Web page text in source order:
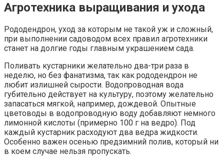
Агротехника выращивания и ухода
Рододендрон, уход за которым не такой уж и сложный,
при выполнении садоводом всех правил агротехники
станет на долгие годы главным украшением сада.
Поливать кустарники желательно два-три раза в
неделю, но без фанатизма, так как рододендрон не
любит излишней сырости. Водопроводная вода
губительно действует на культуру, поэтому желательно
запасаться мягкой, например, дождевой. Опытные
цветоводы в водопроводную воду добавляют немного
лимонной кислоты (примерно 100 г на ведро). Под
каждый кустарник расходуют два ведра жидкости.
Особенно важен осенью предзимний полив, который ни
в коем случае нельзя пропускать.